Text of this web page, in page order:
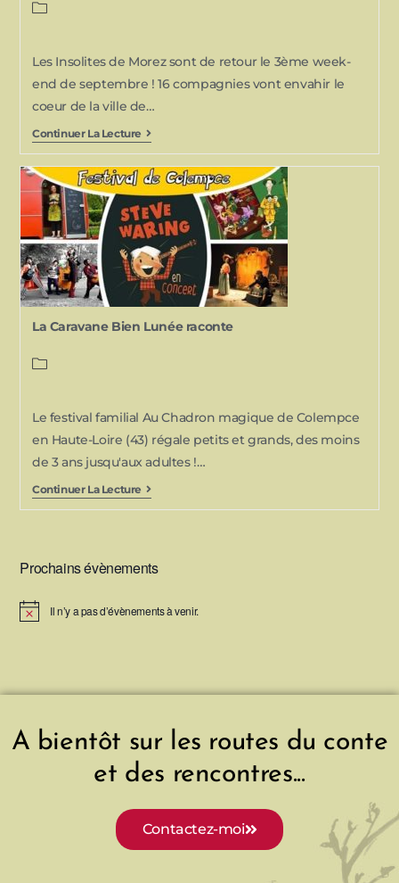
Les Insolites de Morez sont de retour le 3ème week-
end de septembre ! 16 compagnies vont envahir le
coeur de la ville de…
Continuer La Lecture
La Caravane Bien Lunée raconte
Le festival familial Au Chadron magique de Colempce
en Haute-Loire (43) régale petits et grands, des moins
de 3 ans jusqu'aux adultes !…
Continuer La Lecture
Prochains évènements
N
Il n’y a pas d’évènements à venir.
A bientôt sur les routes du conte
et des rencontres...
Contactez-moi